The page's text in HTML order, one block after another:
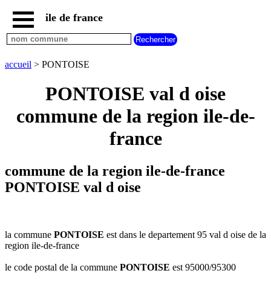
accueil
paris
communes
communes
seine
marne
communes
communes
val
oise
ile de france
accueil > PONTOISE
PONTOISE val d oise
commune de la region ile-de-
france
commune de la region ile-de-france
PONTOISE val d oise
la commune PONTOISE est dans le departement 95 val d oise de la
region ile-de-france
le code postal de la commune PONTOISE est 95000/95300